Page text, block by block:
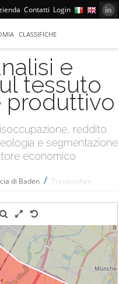
Contatti Login
CLASSIFICHE
e
tessuto
reddito
e segmentazione
economico
di Baden / Traiskirchen